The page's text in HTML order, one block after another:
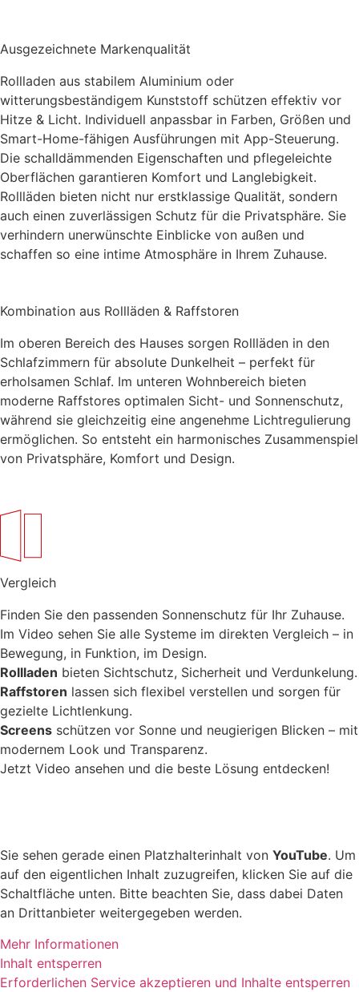
Ausgezeichnete Markenqualität
Rollladen aus stabilem Aluminium oder
witterungsbeständigem Kunststoff schützen effektiv vor
Hitze & Licht. Individuell anpassbar in Farben, Größen und
Smart-Home-fähigen Ausführungen mit App-Steuerung.
Die schalldämmenden Eigenschaften und pflegeleichte
Oberflächen garantieren Komfort und Langlebigkeit.
Rollläden bieten nicht nur erstklassige Qualität, sondern
auch einen zuverlässigen Schutz für die Privatsphäre. Sie
verhindern unerwünschte Einblicke von außen und
schaffen so eine intime Atmosphäre in Ihrem Zuhause.
Kombination aus Rollläden & Raffstoren
Im oberen Bereich des Hauses sorgen Rollläden in den
Schlafzimmern für absolute Dunkelheit – perfekt für
erholsamen Schlaf. Im unteren Wohnbereich bieten
moderne Raffstores optimalen Sicht- und Sonnenschutz,
während sie gleichzeitig eine angenehme Lichtregulierung
ermöglichen. So entsteht ein harmonisches Zusammenspiel
von Privatsphäre, Komfort und Design.
Vergleich
Finden Sie den passenden Sonnenschutz für Ihr Zuhause.
Im Video sehen Sie alle Systeme im direkten Vergleich – in
Bewegung, in Funktion, im Design.
Rollladen bieten Sichtschutz, Sicherheit und Verdunkelung.
Raffstoren lassen sich flexibel verstellen und sorgen für
gezielte Lichtlenkung.
Screens schützen vor Sonne und neugierigen Blicken – mit
modernem Look und Transparenz.
Jetzt Video ansehen und die beste Lösung entdecken!
Sie sehen gerade einen Platzhalterinhalt von YouTube. Um
auf den eigentlichen Inhalt zuzugreifen, klicken Sie auf die
Schaltfläche unten. Bitte beachten Sie, dass dabei Daten
an Drittanbieter weitergegeben werden.
Mehr Informationen
Inhalt entsperren
Erforderlichen Service akzeptieren und Inhalte entsperren